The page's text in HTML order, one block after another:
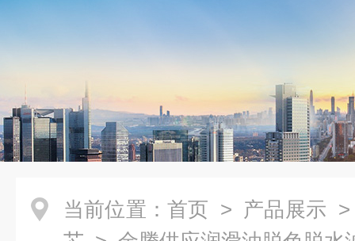
当前位置： 首页 > 产品展示